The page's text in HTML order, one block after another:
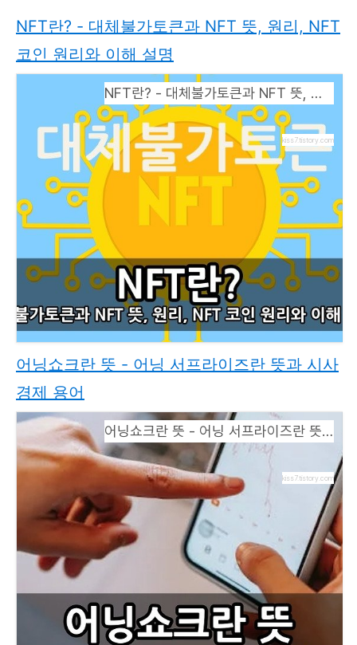
NFT란? - 대체불가토큰과 NFT 뜻, 원리, NFT
코인 원리와 이해 설명
NFT란? - 대체불가토큰과 NFT 뜻, 원리, NFT 코인 원리와 이해 설명
kiss7.tistory.com
어닝쇼크란 뜻 - 어닝 서프라이즈란 뜻과 시사
경제 용어
어닝쇼크란 뜻 - 어닝 서프라이즈란 뜻과 시사 경제 용어
kiss7.tistory.com